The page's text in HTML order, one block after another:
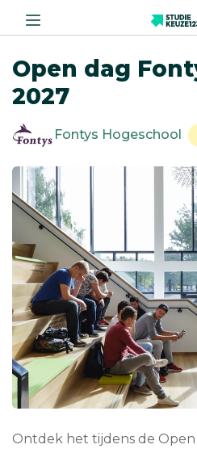
Open dag
2027
Fontys Hogeschool
Ontdek het tijdens de Open